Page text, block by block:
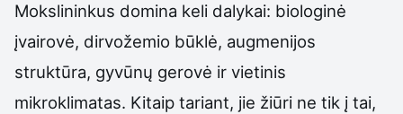
Mokslininkus domina keli dalykai: biologinė
įvairovė, dirvožemio būklė, augmenijos
struktūra, gyvūnų gerovė ir vietinis
mikroklimatas. Kitaip tariant, jie žiūri ne tik į tai,